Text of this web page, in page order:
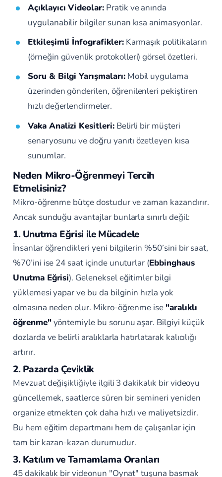
Açıklayıcı Videolar:Pratik ve anında
uygulanabilir bilgiler sunan kısa animasyonlar.
Etkileşimli İnfografikler:Karmaşık politikaların
(örneğin güvenlik protokolleri) görsel özetleri.
Soru & Bilgi Yarışmaları:Mobil uygulama
üzerinden gönderilen, öğrenilenleri pekiştiren
hızlı değerlendirmeler.
Vaka Analizi Kesitleri:Belirli bir müşteri
senaryosunu ve doğru yanıtı özetleyen kısa
sunumlar.
Neden Mikro-Öğrenmeyi Tercih
Etmelisiniz?
Mikro-öğrenme bütçe dostudur ve zaman kazandırır.
Ancak sunduğu avantajlar bunlarla sınırlı değil:
1. Unutma Eğrisi ile Mücadele
İnsanlar öğrendikleri yeni bilgilerin %50’sini bir saat,
%70’ini ise 24 saat içinde unuturlar (Ebbinghaus
Unutma Eğrisi). Geleneksel eğitimler bilgi
yüklemesi yapar ve bu da bilginin hızla yok
olmasına neden olur. Mikro-öğrenme ise"aralıklı
öğrenme"yöntemiyle bu sorunu aşar. Bilgiyi küçük
dozlarda ve belirli aralıklarla hatırlatarak kalıcılığı
artırır.
2. Pazarda Çeviklik
Mevzuat değişikliğiyle ilgili 3 dakikalık bir videoyu
güncellemek, saatlerce süren bir semineri yeniden
organize etmekten çok daha hızlı ve maliyetsizdir.
Bu hem eğitim departmanı hem de çalışanlar için
tam bir kazan-kazan durumudur.
3. Katılım ve Tamamlama Oranları
45 dakikalık bir videonun "Oynat" tuşuna basmak